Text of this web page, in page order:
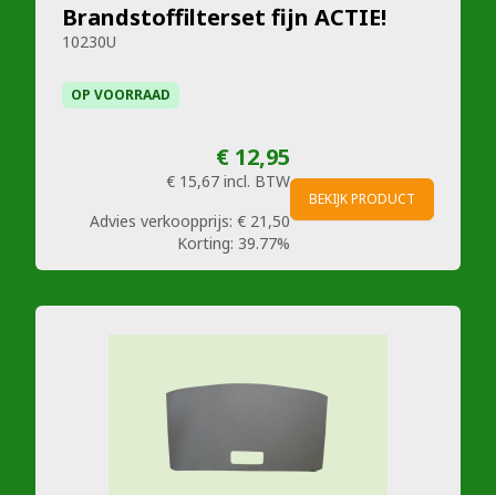
Brandstoffilterset fijn ACTIE!
10230U
OP VOORRAAD
€ 12,95
€ 15,67 incl. BTW
Advies verkoopprijs: € 21,50
Korting: 39.77%
BEKIJK PRODUCT